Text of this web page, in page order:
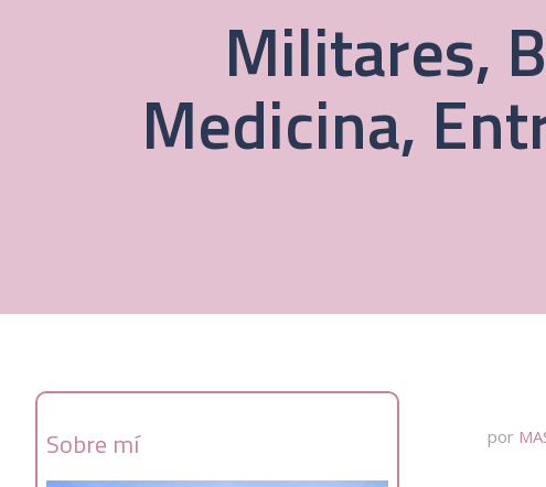
Militares,
Medicina,
Sobre mí por